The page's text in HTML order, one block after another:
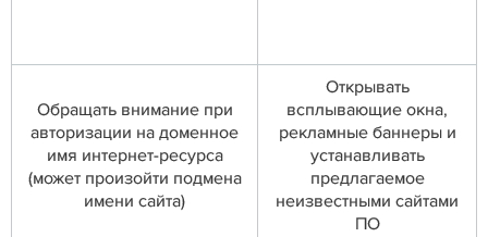
Обращать внимание при
авторизации на доменное
имя интернет-ресурса
(может произойти подмена
имени сайта)
Открывать
всплывающие окна,
рекламные баннеры и
устанавливать
предлагаемое
неизвестными сайтами
ПО